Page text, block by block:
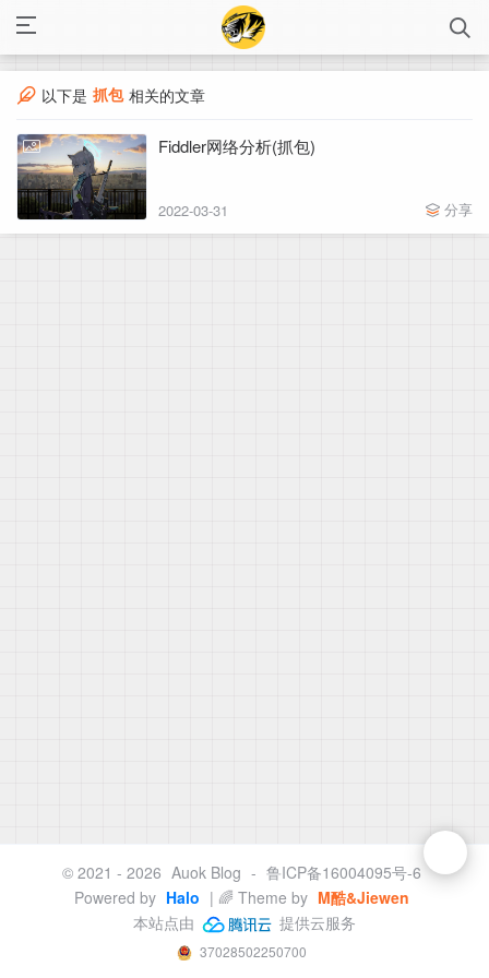
以下是 抓包 相关的文章
Fiddler网络分析(抓包)
2022-03-31 分享
© 2021 - 2026 Auok Blog - 鲁ICP备16004095号-6
Powered by Halo | 🌈 Theme by M酷&Jiewen
本站点由
提供云服务
37028502250700